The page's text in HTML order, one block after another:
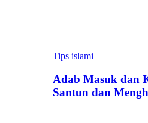
Tips islami
Adab Masuk dan
Santun dan